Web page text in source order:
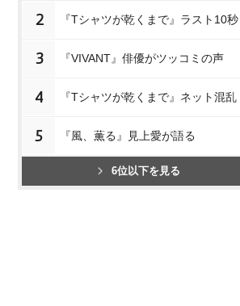
2 『Tシャツが乾くまで』ラスト10秒
3 『VIVANT』俳優がツッコミの声
4 『Tシャツが乾くまで』ネット混乱
5 『風、薫る』見上愛が語る
6位以下を見る